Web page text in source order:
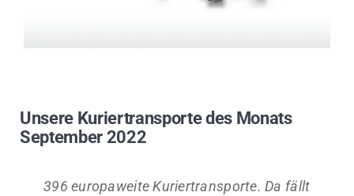
Unsere Kuriertransporte des Monats
September 2022
396 europaweite Kuriertransporte. Da fällt